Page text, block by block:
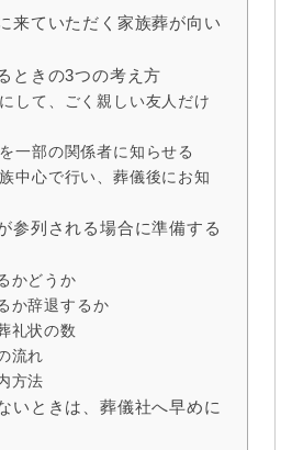
来ていただく家族葬が向い
ときの3つの考え方
して、ごく親しい友人だけ
一部の関係者に知らせる
中心で行い、葬儀後にお知
参列される場合に準備する
かどうか
か辞退するか
礼状の数
流れ
方法
いときは、葬儀社へ早めに